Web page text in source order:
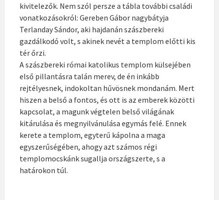
kivitelezők. Nem szól persze a tábla további családi
vonatkozásokról: Gereben Gábor nagybátyja
Terlanday Sándor, aki hajdanán szászbereki
gazdálkodó volt, s akinek nevét a templom előtti kis
tér őrzi.
A szászbereki római katolikus templom külsejében
első pillantásra talán merev, de én inkább
rejtélyesnek, indokoltan hűvösnek mondanám. Mert
hiszen a belső a fontos, és ott is az emberek közötti
kapcsolat, a magunk végtelen belső világának
kitárulása és megnyilvánulása egymás felé. Ennek
kerete a templom, egyterű kápolna a maga
egyszerűségében, ahogy azt számos régi
templomocskánk sugallja országszerte, s a
határokon túl.